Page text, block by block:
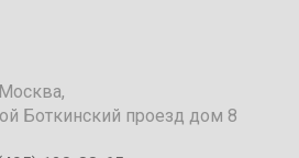
Боткинский проезд дом 8